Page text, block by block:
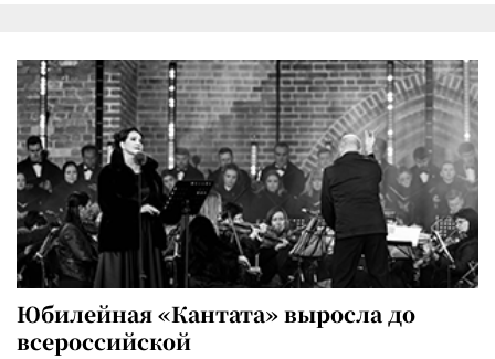
Юбилейная «Кантата» выросла до
всероссийской